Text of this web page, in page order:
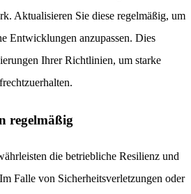
Aktualisieren Sie diese regelmäßig, um
Entwicklungen anzupassen. Dies
Ihrer Richtlinien, um starke
regelmäßig
die betriebliche Resilienz und
Falle von Sicherheitsverletzungen oder